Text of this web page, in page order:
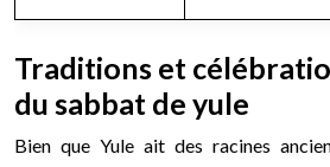
Traditions et
du sabbat de yule
Bien que Yule ait des racines